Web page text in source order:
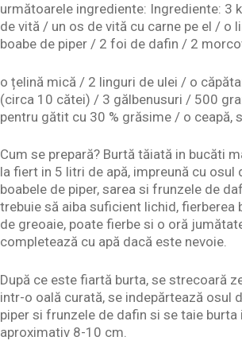
următoarele ingrediente: Ingrediente: 3
de vită / un os de vită cu carne pe el / o
boabe de piper / 2 foi de dafin / 2
o țelină mică / 2 linguri de ulei / o
(circa 10 cătei) / 3 gălbenusuri / 500
pentru gătit cu 30 % grăsime / o ceapă,
Cum se prepară? Burtă tăiată in bucăti
la fiert in 5 litri de apă, impreună cu osul
boabele de piper, sarea si frunzele de
trebuie să aiba suficient lichid, fierberea
de greoaie, poate fierbe si o oră
completează cu apă dacă este nevoie.
După ce este fiartă burta, se strecoară
intr-o oală curată, se indepărtează osul
piper si frunzele de dafin si se taie burta
aproximativ 8-10 cm.